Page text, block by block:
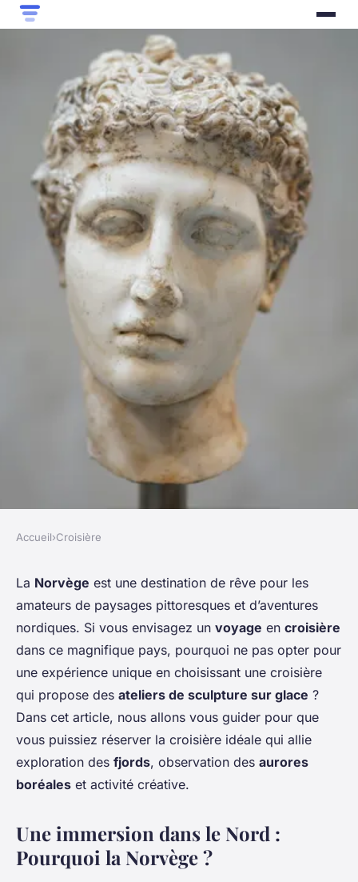
Comment choisir une
croisière qui propose des
ateliers de sculpture sur glace
en Norvège?
Sandro•25 juin 2024•6 min de lecture
Accueil›Croisière
La Norvège est une destination de rêve pour les
amateurs de paysages pittoresques et d’aventures
nordiques. Si vous envisagez un voyage en croisière
dans ce magnifique pays, pourquoi ne pas opter pour
une expérience unique en choisissant une croisière
qui propose des ateliers de sculpture sur glace ?
Dans cet article, nous allons vous guider pour que
vous puissiez réserver la croisière idéale qui allie
exploration des fjords, observation des aurores
boréales et activité créative.
Une immersion dans le Nord :
Pourquoi la Norvège ?